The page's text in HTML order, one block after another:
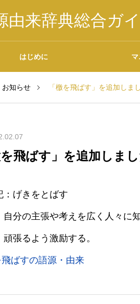
由来辞典総合ガ
はじめに
いて
お知らせ 「檄を飛ばす」を追加しま
を飛ばす」を追加しま
：げきをとばす
自分の主張や考えを広く人々に
頑張るよう激励する。
ばすの語源・由来